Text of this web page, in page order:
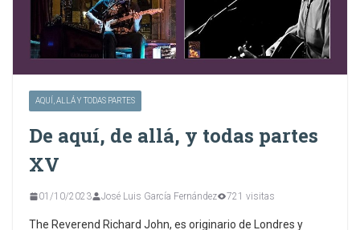
AQUÍ, ALLÁ Y TODAS PARTES
De aquí, de allá, y todas partes
XV
01/10/2023 José Luis García Fernández 721 visitas
The Reverend Richard John, es originario de Londres y